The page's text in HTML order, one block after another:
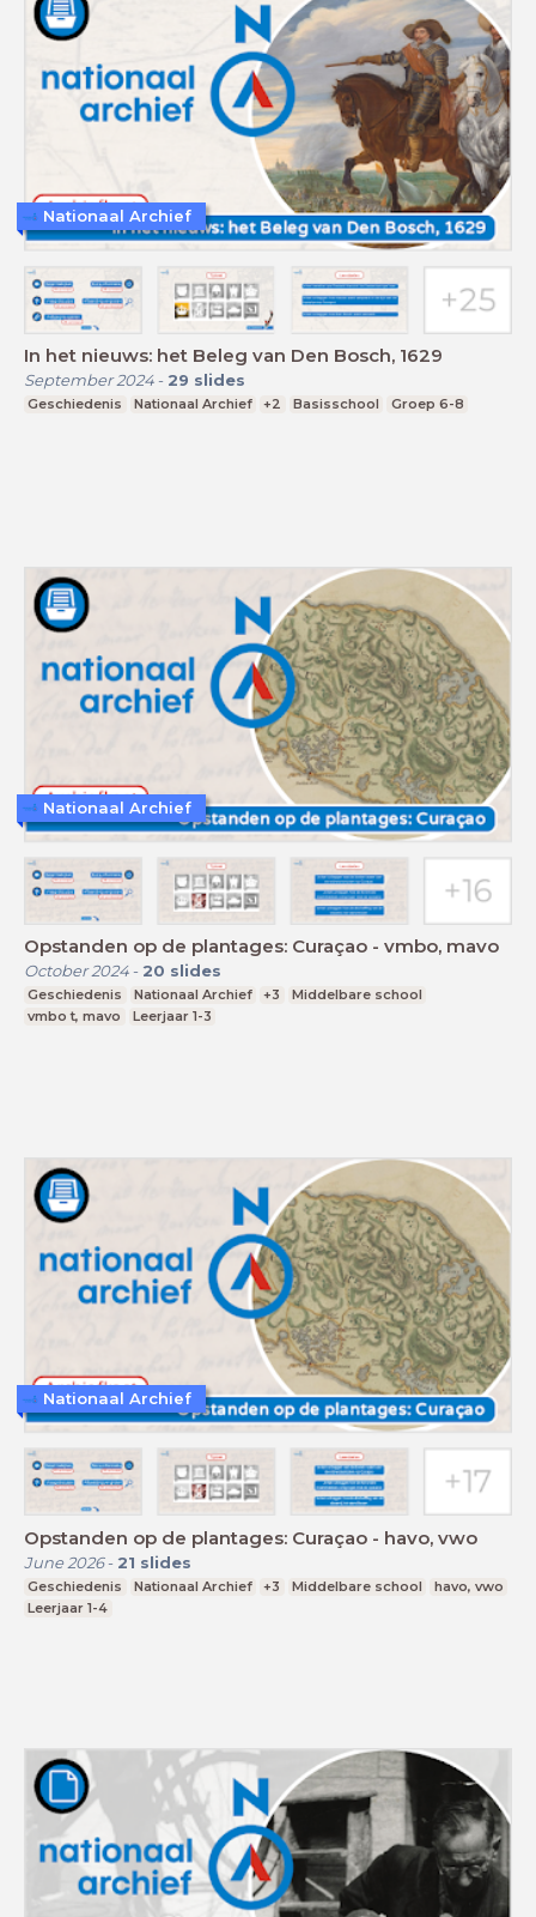
In het nieuws: het Beleg van Den Bosch, 1629
September 2024- 29 slides
Geschiedenis Nationaal Archief +2 Basisschool Groep 6-8
Nationaal Archief
Opstanden op de plantages: Curaçao - vmbo, mavo
October 2024- 20 slides
Geschiedenis Nationaal Archief +3
Middelbare school
vmbo t, mavo
Leerjaar 1-3
Nationaal Archief
Opstanden op de plantages: Curaçao - havo, vwo
June 2026- 21 slides
Geschiedenis Nationaal Archief +3 Middelbare school
havo, vwo
Leerjaar 1-4
Nationaal Archief